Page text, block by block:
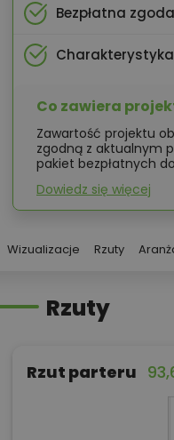
Bezpłatna
Co zawiera
Zawartość projektu
zgodną z aktualnym
pakiet bezpłatnych
Dowiedz się więcej
Wizualizacje Rzuty
Rzuty
Rzut parteru